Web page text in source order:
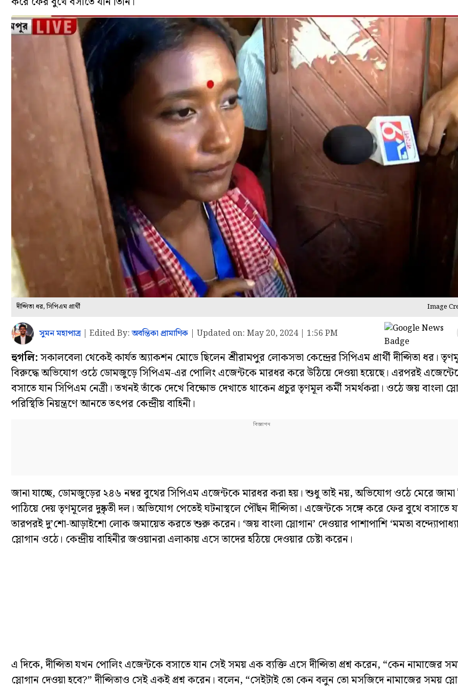
দীপ্সিতা ধর, সিপিএম প্রার্থী Image
সুমন মহাপাত্র| Edited By:অবন্তিকা প্রামাণিক | Updated on: May 20, 2024 | 1:56 PM
হুগলি:সকালবেলা থেকেই কার্যত অ্যাকশন মোডে ছিলেন শ্রীরামপুর লোকসভা কেন্দ্রের সিপিএম প্রার্থী দীপ্সিতা ধর।
বিরুদ্ধে অভিযোগ ওঠে ডোমজুড়ে সিপিএম-এর পোলিং এজেন্টকে মারধর করে উঠিয়ে দেওয়া হয়েছে। এরপরই
বসাতে যান সিপিএম নেত্রী। তখনই তাঁকে দেখে বিক্ষোভ দেখাতে থাকেন প্রচুর তৃণমূল কর্মী সমর্থকরা। ওঠে জয় বাংলা
পরিস্থিতি নিয়ন্ত্রণে আনতে তৎপর কেন্দ্রীয় বাহিনী।
জানা যাচ্ছে, ডোমজুড়ের ২৪৬ নম্বর বুথের সিপিএম এজেন্টকে মারধর করা হয়। শুধু তাই নয়, অভিযোগ ওঠে মেরে জামা
পাঠিয়ে দেয় তৃণমূলের দুষ্কৃতী দল। অভিযোগ পেতেই ঘটনাস্থলে পৌঁছন দীপ্সিতা। এজেন্টকে সঙ্গে করে ফের বুথে বসাতে
তারপরই দু’শো-আড়াইশো লোক জমায়েত করতে শুরু করেন। ‘জয় বাংলা স্লোগান’ দেওয়ার পাশাপাশি ‘মমতা
স্লোগান ওঠে। কেন্দ্রীয় বাহিনীর জওয়ানরা এলাকায় এসে তাদের হঠিয়ে দেওয়ার চেষ্টা করেন।
এ দিকে, দীপ্সিতা যখন পোলিং এজেন্টকে বসাতে যান সেই সময় এক ব্যক্তি এসে দীপ্সিতা প্রশ্ন করেন, “কেন নামাজের
স্লোগান দেওয়া হবে?” দীপ্সিতাও সেই একই প্রশ্ন করেন। বলেন, “সেইটাই তো কেন বলুন তো মসজিদে নামাজের সময়